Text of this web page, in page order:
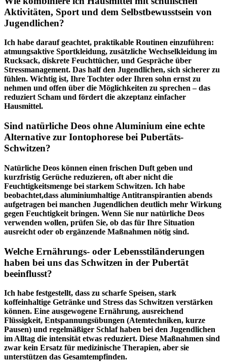
Aktivitäten, Sport und dem Selbstbewusstsein ‍von
Jugendlichen?
Ich habe darauf‍ geachtet, ⁣praktikable Routinen einzuführen:
atmungsaktive Sportkleidung, zusätzliche Wechselkleidung im
Rucksack, diskrete Feuchttücher, und Gespräche über
Stressmanagement. Das half den Jugendlichen,‌ sich sicherer​ zu
fühlen. ​Wichtig ist, ⁢Ihre Tochter oder Ihren sohn ernst zu
nehmen und offen über die ⁣Möglichkeiten zu sprechen – das
‌reduziert‍ Scham und fördert ​die akzeptanz einfacher
Hausmittel.
Sind natürliche Deos ⁢ohne Aluminium eine echte
Alternative zur Iontophorese bei Pubertäts-
Schwitzen?
Natürliche Deos können​ einen ⁢frischen Duft⁢ geben und
kurzfristig Gerüche reduzieren, oft aber nicht‌ die
Feuchtigkeitsmenge ⁤bei starkem Schwitzen. Ich habe⁢
beobachtet,dass aluminiumhaltige Antitranspirantien abends
‌aufgetragen bei manchen​ Jugendlichen deutlich ‌mehr Wirkung‌
gegen Feuchtigkeit bringen. Wenn Sie nur natürliche ​Deos‌
verwenden wollen, prüfen⁤ Sie, ob⁢ das ​für Ihre⁣ Situation‌
ausreicht ‍oder ‌ob ergänzende Maßnahmen nötig sind.
Welche ⁣Ernährungs- ‍oder Lebensstiländerungen
haben bei uns das Schwitzen in der Pubertät
beeinflusst?
Ich habe festgestellt, dass zu ​scharfe‍ Speisen, stark
koffeinhaltige ​Getränke und Stress das​ Schwitzen verstärken ​
können. Eine ausgewogene Ernährung, ausreichend
Flüssigkeit, Entspannungsübungen (Atemtechniken, kurze
Pausen) und regelmäßiger⁢ Schlaf‌ haben ⁢bei‍ den ​Jugendlichen
im Alltag die intensität etwas reduziert. Diese Maßnahmen sind
zwar kein Ersatz für medizinische Therapien, aber ⁢sie
unterstützen das Gesamtempfinden.